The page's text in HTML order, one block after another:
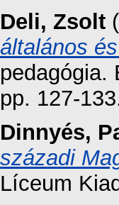
Deli, Zsolt
általános
pedagógia.
pp. 127-
Dinnyés,
századi
Líceum